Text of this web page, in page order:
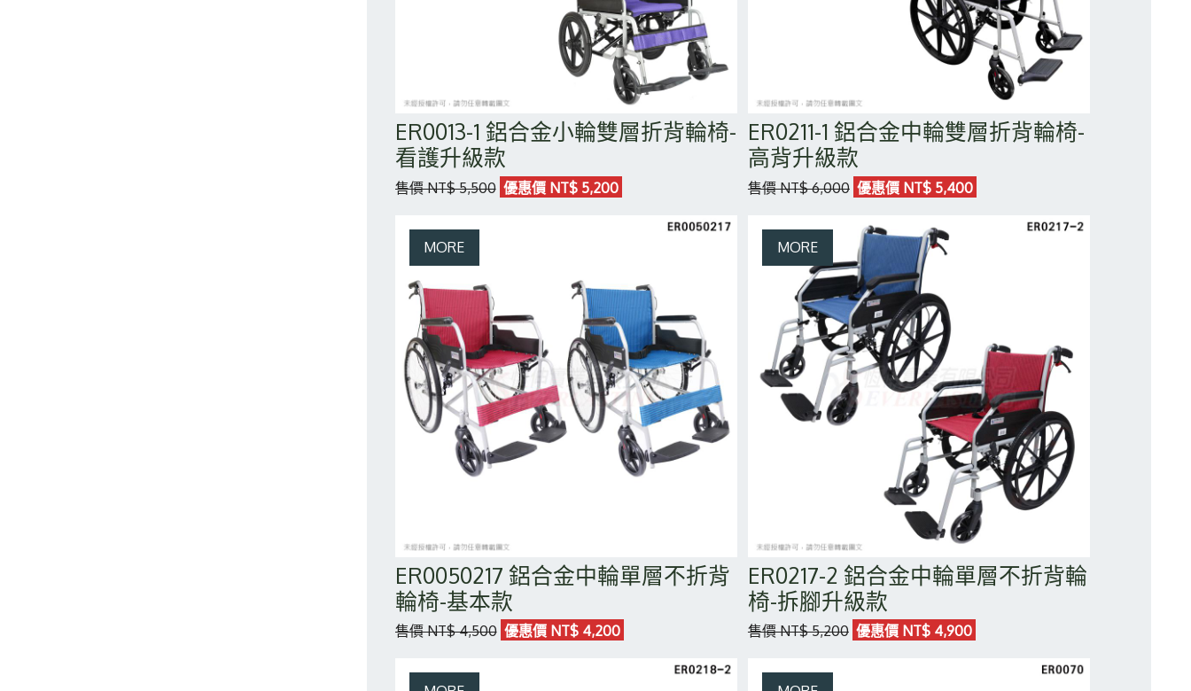
ER0013-1 鋁合金小輪雙層折背輪椅-
看護升級款
售價 NT$ 5,500 優惠價 NT$ 5,200
ER0211-1 鋁合金中輪雙層折背輪椅-
高背升級款
售價 NT$ 6,000 優惠價 NT$ 5,400
ER0050217 鋁合金中輪單層不折背
輪椅-基本款
售價 NT$ 4,500 優惠價 NT$ 4,200
ER0217-2 鋁合金中輪單層不折背輪
椅-拆腳升級款
售價 NT$ 5,200 優惠價 NT$ 4,900